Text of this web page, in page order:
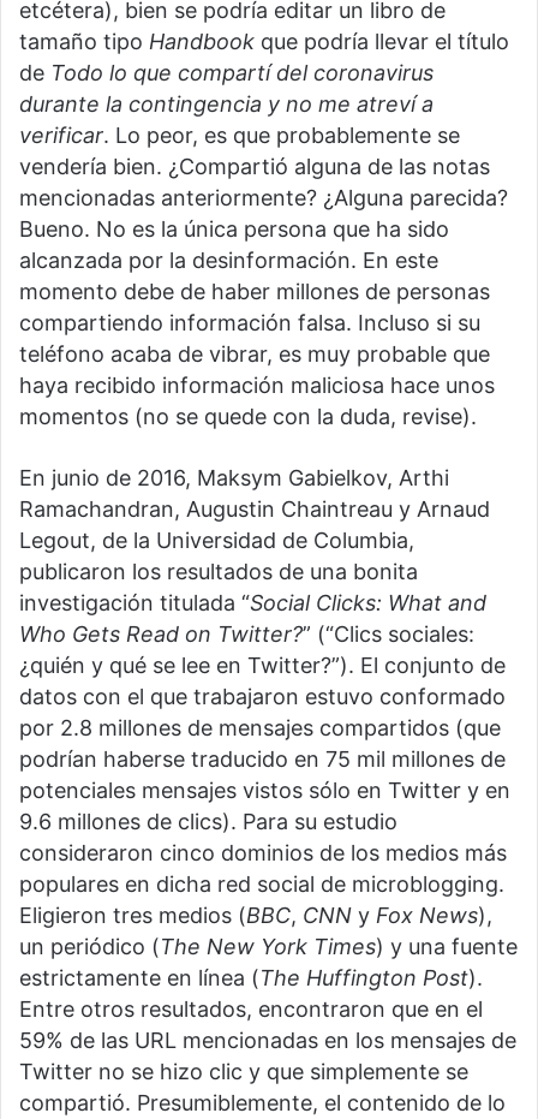
etcétera), bien se podría editar un libro de
tamaño tipo Handbook que podría llevar el título
de Todo lo que compartí del coronavirus
durante la contingencia y no me atreví a
verificar. Lo peor, es que probablemente se
vendería bien. ¿Compartió alguna de las notas
mencionadas anteriormente? ¿Alguna parecida?
Bueno. No es la única persona que ha sido
alcanzada por la desinformación. En este
momento debe de haber millones de personas
compartiendo información falsa. Incluso si su
teléfono acaba de vibrar, es muy probable que
haya recibido información maliciosa hace unos
momentos (no se quede con la duda, revise).
En junio de 2016, Maksym Gabielkov, Arthi
Ramachandran, Augustin Chaintreau y Arnaud
Legout, de la Universidad de Columbia,
publicaron los resultados de una bonita
investigación titulada “Social Clicks: What and
Who Gets Read on Twitter?” (“Clics sociales:
¿quién y qué se lee en Twitter?”). El conjunto de
datos con el que trabajaron estuvo conformado
por 2.8 millones de mensajes compartidos (que
podrían haberse traducido en 75 mil millones de
potenciales mensajes vistos sólo en Twitter y en
9.6 millones de clics). Para su estudio
consideraron cinco dominios de los medios más
populares en dicha red social de microblogging.
Eligieron tres medios (BBC, CNN y Fox News),
un periódico (The New York Times) y una fuente
estrictamente en línea (The Huffington Post).
Entre otros resultados, encontraron que en el
59% de las URL mencionadas en los mensajes de
Twitter no se hizo clic y que simplemente se
compartió. Presumiblemente, el contenido de lo